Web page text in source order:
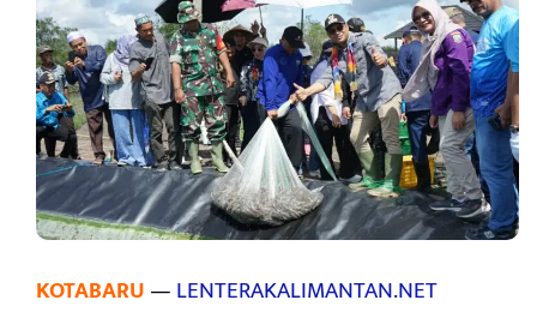
KOTABARU—LENTERAKALIMANTAN.NET